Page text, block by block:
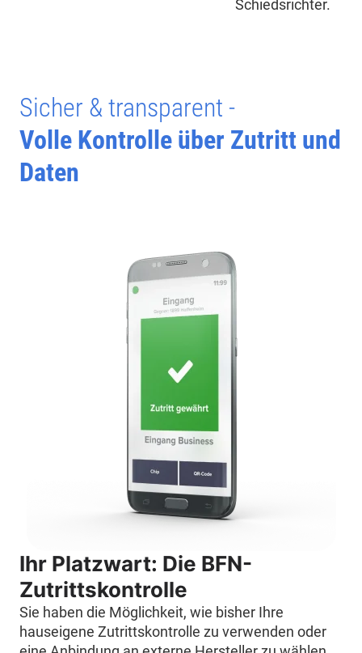
Schiedsrichter.
Sicher & transparent -
Volle Kontrolle über Zutritt und
Daten
Ihr Platzwart: Die BFN-
Zutrittskontrolle
Sie haben die Möglichkeit, wie bisher Ihre
hauseigene Zutrittskontrolle zu verwenden oder